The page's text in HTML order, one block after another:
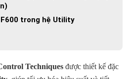
trong hệ Utility
Techniques được thiết kế đặc